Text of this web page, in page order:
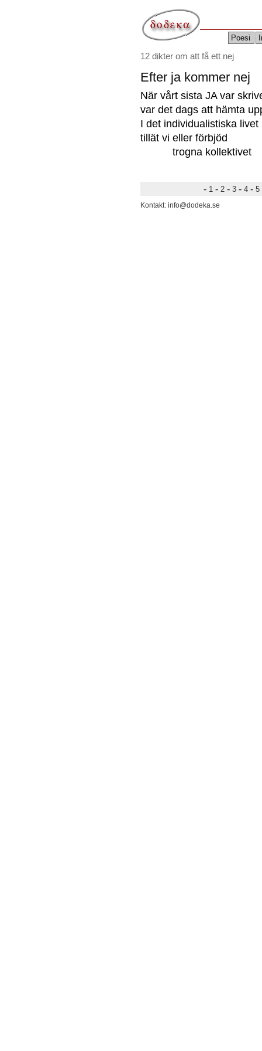
Poesi
12 dikter om att få ett nej
Efter ja kommer nej
När vårt sista JA var
var det dags att hämta
I det individualistiska livet
tillät vi eller förbjöd
trogna kollektivet
-1 -2 -3 -4 -5
Kontakt: info@dodeka.se